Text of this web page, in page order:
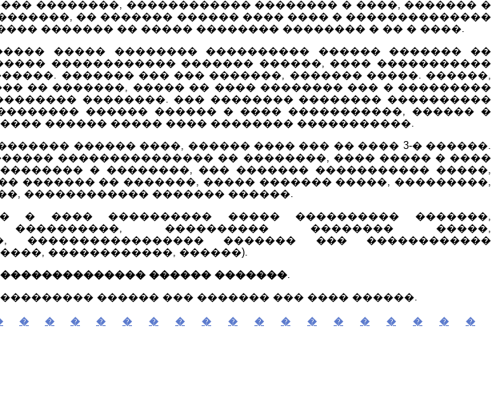
��������, ������������ �������� � ����, ������� �
�� ������� ������ ���� ���� � ��������������
������� �� ����� �������� �������� � �� � ����.
����� �������� ���������� ������ ������� ��
������������ ������� ������, ���� �����������
������� ��� ��� �������, ������� �����. ������,
�� �������, ����� �� ���� �������� ��� � ���������
��������. ��� �������� �������� ����������
������ ������ � ���� �����������, ������ �
������ ����� ���� �������� �����������.
������ ����, ������ ���� ��� �� ���� 3-� ������.
��������������� �� ��������, ���� ����� � ����
� ��������, ��� ������� ����������� �����,
������� �� �������, ����� ������� �����, ���������,
������������ ������� ������.
� ���� ���������� ����� ���������� �������,
����������, ���������� �������� �����,
����������������� ������� ��� ������������
������������, ������).
������ �������.
������ ��� ������� ��� ���� ������.
� � � � � � � � � � � � � � � � � �